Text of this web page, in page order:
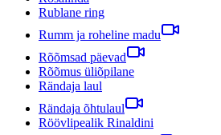
Rublane ring
Rumm ja roheline madu
Rõõmsad päevad
Rõõmus üliõpilane
Rändaja laul
Rändaja õhtulaul
Röövlipealik Rinaldini